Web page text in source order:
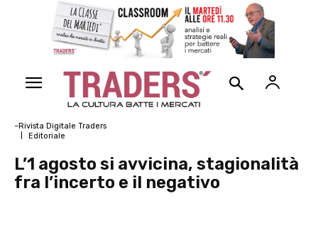
~Rivista Digitale Traders
Editoriale
L’1 agosto si avvicina, stagionalità
fra l’incerto e il negativo